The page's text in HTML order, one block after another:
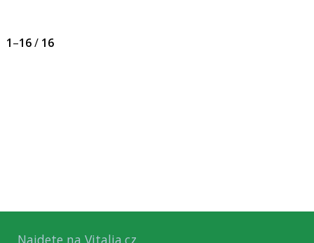
1–16/ 16
Najdete na Vitalia.cz